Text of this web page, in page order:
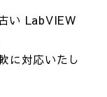
い LabVIEW
に対応いたし